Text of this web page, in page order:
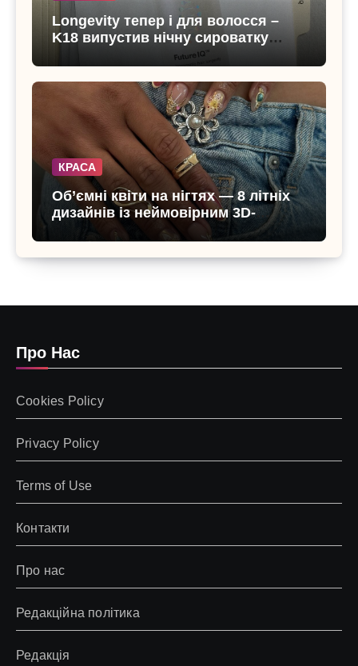
Longevity тепер і для волосся –
K18 випустив нічну сироватку
КРАСА
Об’ємні квіти на нігтях — 8 літніх
дизайнів із неймовірним 3D-
Про Нас
Cookies Policy
Privacy Policy
Terms of Use
Контакти
Про нас
Редакційна політика
Редакція